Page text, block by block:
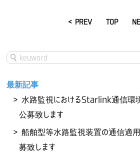
< PREV TOP
最新記事
水路監視におけるStarlink通信環
公募致します
船舶型等水路監視装置の通信適
募致します